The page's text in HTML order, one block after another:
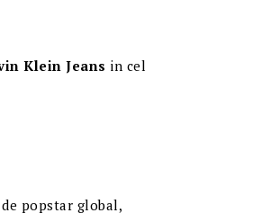
Klein Jeans in cel
popstar global,